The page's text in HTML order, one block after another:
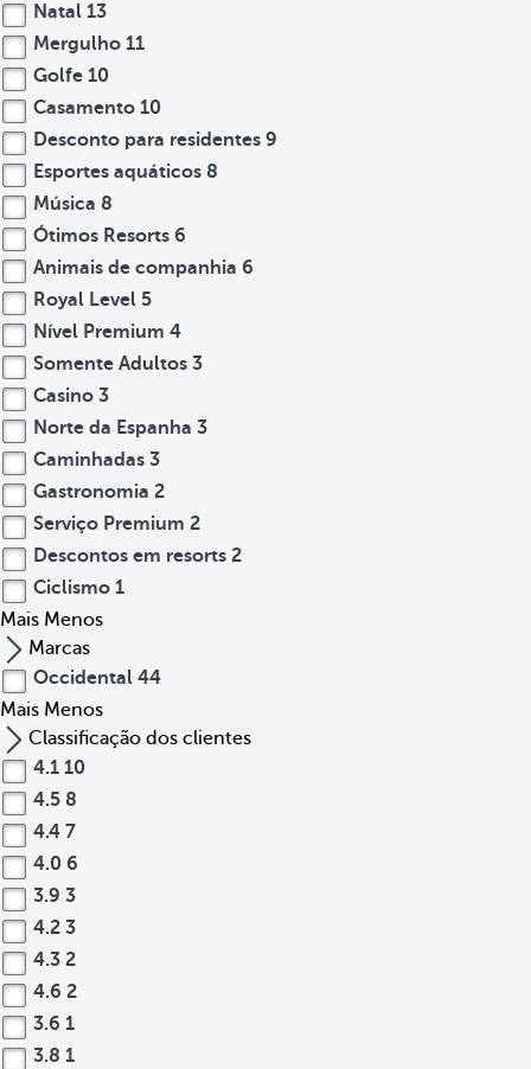
Natal 13
Mergulho 11
Golfe 10
Casamento 10
Desconto para residentes 9
Esportes aquáticos 8
Música 8
Ótimos Resorts 6
Animais de companhia 6
Royal Level 5
Nível Premium 4
Somente Adultos 3
Casino 3
Norte da Espanha 3
Caminhadas 3
Gastronomia 2
Serviço Premium 2
Descontos em resorts 2
Ciclismo 1
Mais Menos
Marcas
Occidental 44
Mais Menos
Classificação dos clientes
4.1 10
4.5 8
4.4 7
4.0 6
3.9 3
4.2 3
4.3 2
4.6 2
3.6 1
3.8 1